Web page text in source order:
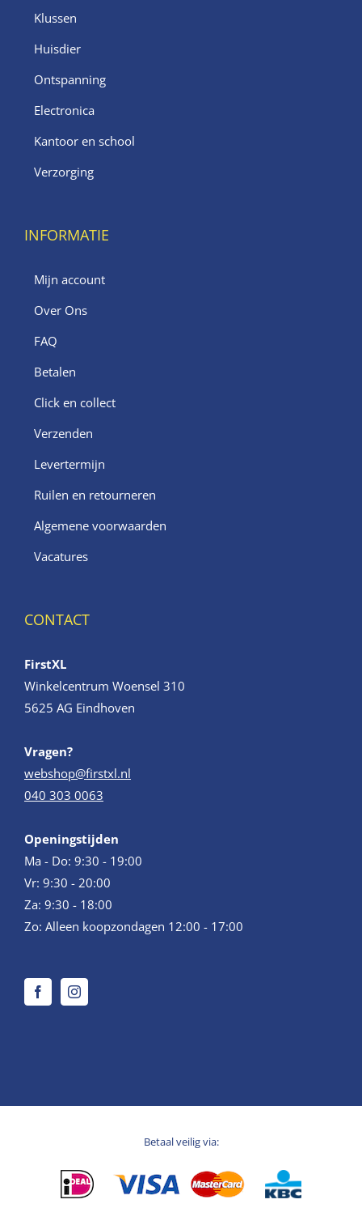
Klussen
Huisdier
Ontspanning
Electronica
Kantoor en school
Verzorging
INFORMATIE
Mijn account
Over Ons
FAQ
Betalen
Click en collect
Verzenden
Levertermijn
Ruilen en retourneren
Algemene voorwaarden
Vacatures
CONTACT
FirstXL
Winkelcentrum Woensel 310
5625 AG Eindhoven
Vragen?
webshop@firstxl.nl
040 303 0063
Openingstijden
Ma - Do: 9:30 - 19:00
Vr: 9:30 - 20:00
Za: 9:30 - 18:00
Zo: Alleen koopzondagen 12:00 - 17:00
Betaal veilig via: